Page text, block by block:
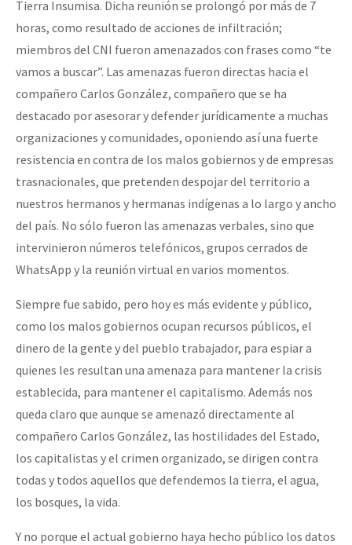
Libros para descargar
Medios Libres
COVID-19
Eventos
Tierra Insumisa. Dicha reunión se prolongó por más de 7
horas, como resultado de acciones de infiltración;
miembros del CNI fueron amenazados con frases como “te
vamos a buscar”. Las amenazas fueron directas hacia el
compañero Carlos González, compañero que se ha
destacado por asesorar y defender jurídicamente a muchas
organizaciones y comunidades, oponiendo así una fuerte
resistencia en contra de los malos gobiernos y de empresas
trasnacionales, que pretenden despojar del territorio a
nuestros hermanos y hermanas indígenas a lo largo y ancho
del país. No sólo fueron las amenazas verbales, sino que
intervinieron números telefónicos, grupos cerrados de
WhatsApp y la reunión virtual en varios momentos.
Siempre fue sabido, pero hoy es más evidente y público,
como los malos gobiernos ocupan recursos públicos, el
dinero de la gente y del pueblo trabajador, para espiar a
quienes les resultan una amenaza para mantener la crisis
establecida, para mantener el capitalismo. Además nos
queda claro que aunque se amenazó directamente al
compañero Carlos González, las hostilidades del Estado,
los capitalistas y el crimen organizado, se dirigen contra
todas y todos aquellos que defendemos la tierra, el agua,
los bosques, la vida.
Y no porque el actual gobierno haya hecho público los datos